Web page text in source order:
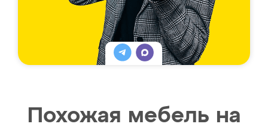
Похожая мебель на